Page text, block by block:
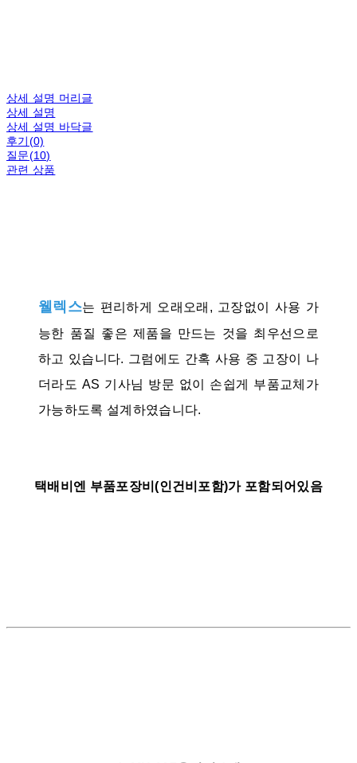
상세 설명 머리글
상세 설명
상세 설명 바닥글
후기(0)
질문(10)
관련 상품
웰렉스는 편리하게 오래오래, 고장없이 사용 가
능한 품질 좋은 제품을 만드는 것을 최우선으로
하고 있습니다. 그럼에도 간혹 사용 중 고장이 나
더라도 AS 기사님 방문 없이 손쉽게 부품교체가
가능하도록 설계하였습니다.
택배비엔 부품포장비(인건비포함)가 포함되어있음